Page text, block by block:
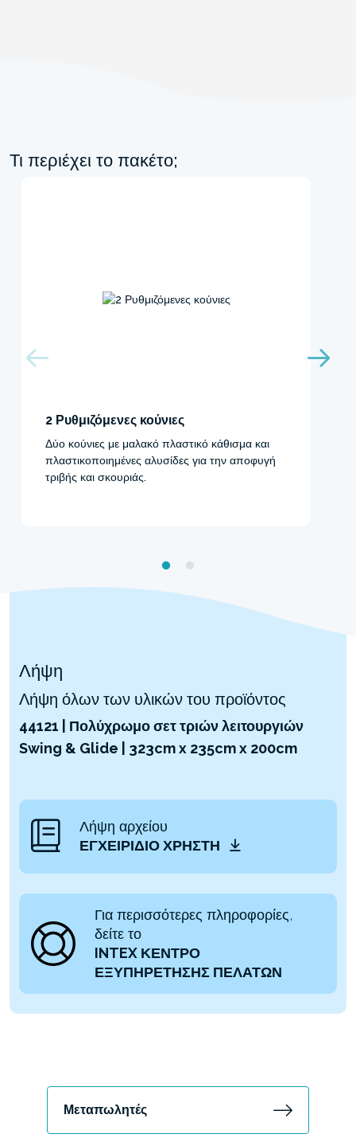
Τι περιέχει το πακέτο;
2 Ρυθμιζόμενες κούνιες
Δύο κούνιες με μαλακό πλαστικό κάθισμα και
πλαστικοποιημένες αλυσίδες για την αποφυγή
τριβής και σκουριάς.
Λήψη
Λήψη όλων των υλικών του προϊόντος
44121 | Πολύχρωμο σετ τριών λειτουργιών
Swing & Glide | 323cm x 235cm x 200cm
Λήψη αρχείου
ΕΓΧΕΙΡΊΔΙΟ ΧΡΉΣΤΗ
Για περισσότερες πληροφορίες,
δείτε το
INTEX ΚΕΝΤΡΟ
ΕΞΥΠΗΡΕΤΗΣΗΣ ΠΕΛΑΤΩΝ
Μεταπωλητές